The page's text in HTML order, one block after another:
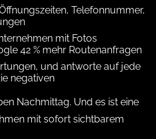
Telefonnummer,
mit Fotos
42 % mehr Routenanfragen
und antworte auf jede
negativen
Nachmittag. Und es ist eine
mit sofort sichtbarem